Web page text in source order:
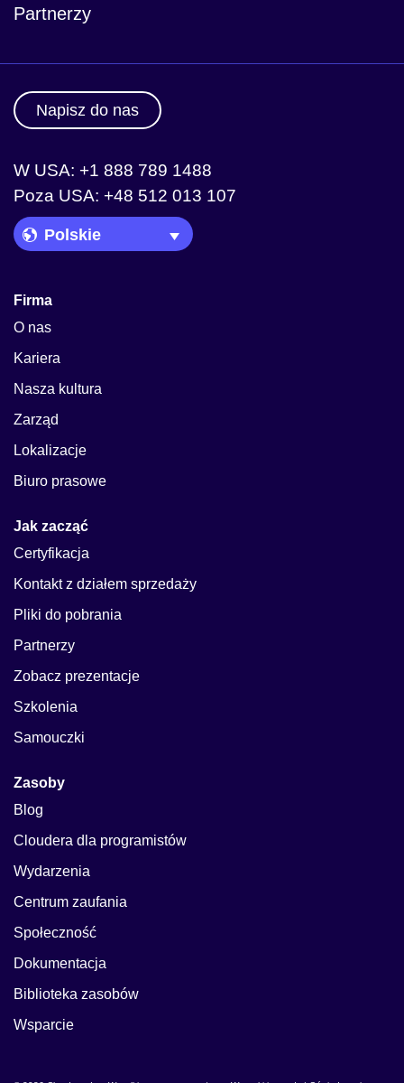
Partnerzy
Napisz do nas
W USA: +1 888 789 1488
Poza USA: +48 512 013 107
Language Picker
Firma
O nas
Kariera
Nasza kultura
Zarząd
Lokalizacje
Biuro prasowe
Jak zacząć
Certyfikacja
Kontakt z działem sprzedaży
Pliki do pobrania
Partnerzy
Zobacz prezentacje
Szkolenia
Samouczki
Zasoby
Blog
Cloudera dla programistów
Wydarzenia
Centrum zaufania
Społeczność
Dokumentacja
Biblioteka zasobów
Wsparcie